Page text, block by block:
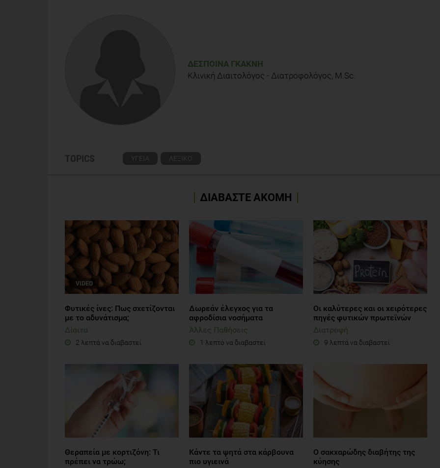
ΔΈΣΠΟΙΝΑ ΓΚΑΚΝΉ
Κλινική Διαιτολόγος - Διατροφολόγος, M.Sc.
TOPICS ΥΓΕΙΑ ΛΕΞΙΚΟ
ΔΙΑΒΑΣΤΕ ΑΚΟΜΗ
VIDEO
Φυτικές ίνες: Πως σχετίζονται
με το αδυνάτισμα;
Δίαιτα
2 λεπτά να διαβαστεί
Δωρεάν έλεγχος για τα
αφροδίσια νοσήματα
Άλλες Παθήσεις
1 λεπτό να διαβαστεί
Οι καλύτερες και οι χειρότερες
πηγές φυτικών πρωτεϊνών
Διατροφή
9 λεπτά να διαβαστεί
Θεραπεία με κορτιζόνη: Τι
πρέπει να τρώω;
Κάντε τα ψητά στα κάρβουνα
πιο υγιεινά
Ο σακχαρώδης διαβήτης της
κύησης